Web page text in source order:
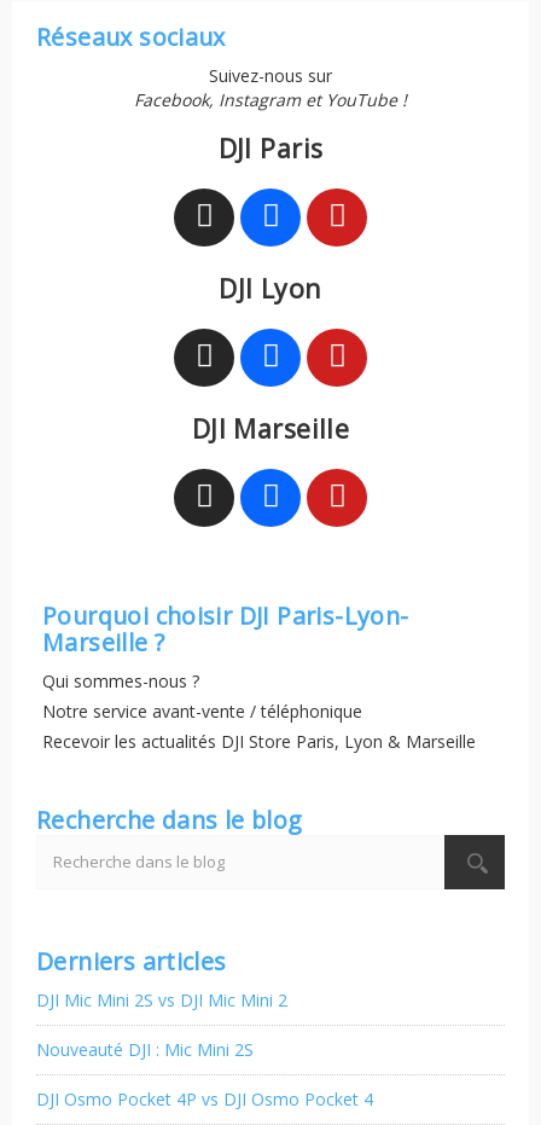
Réseaux sociaux
Suivez-nous sur
Facebook, Instagram et YouTube !
DJI Paris
DJI Lyon
DJI Marseille
Pourquoi choisir DJI Paris-Lyon-
Marseille ?
Qui sommes-nous ?
Notre service avant-vente / téléphonique
Recevoir les actualités DJI Store Paris, Lyon & Marseille
Recherche dans le blog
Derniers articles
DJI Mic Mini 2S vs DJI Mic Mini 2
Nouveauté DJI : Mic Mini 2S
DJI Osmo Pocket 4P vs DJI Osmo Pocket 4